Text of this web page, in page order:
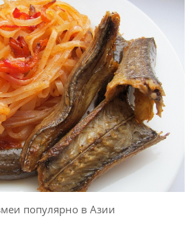
популярно в Азии